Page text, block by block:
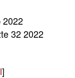
2022
32 2022
]